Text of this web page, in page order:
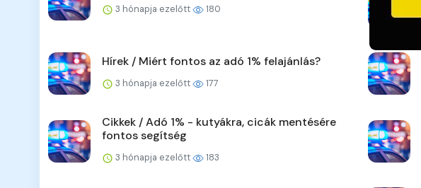
3 hónapja ezelőtt 180
Hírek / Miért fontos az adó 1% felajánlás?
3 hónapja ezelőtt 177
Cikkek / Adó 1% - kutyákra, cicák mentésére
fontos segítség
3 hónapja ezelőtt 183